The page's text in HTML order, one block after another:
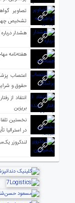
تصاویر
تشخیص
هشدار
هفته‌نامه
اعتصاب
حقوق و
انتقاد از
بریزبن
نخستین
در استرالیا
لندکروزر